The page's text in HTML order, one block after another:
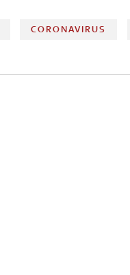
CORONAVIRUS